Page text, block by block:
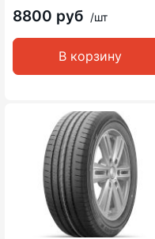
8800 руб /шт
В корзину